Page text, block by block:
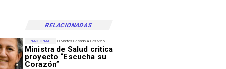
RELACIONADAS
El Martes Pasado A Las 9:55
Ministra de Salud critica
proyecto “Escucha su
Corazón”
NACIONAL